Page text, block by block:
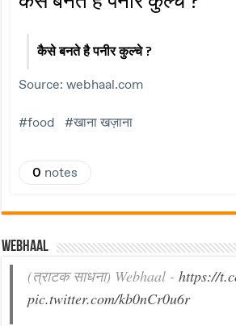
Webhaal
(त्राटक साधना) Webhaal -https://
pic.twitter.com/kb0nCr0u6r